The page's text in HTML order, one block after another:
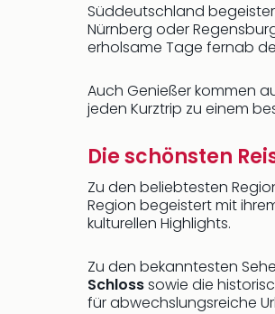
Süddeutschland
Nürnberg oder
erholsame Tage fernab
Auch Genießer kommen
jeden Kurztrip zu einem
Die schönsten
Zu den beliebtesten
Region begeistert mit
kulturellen Highlights.
Zu den bekanntesten
Schlosssowie die
für abwechslungsreiche